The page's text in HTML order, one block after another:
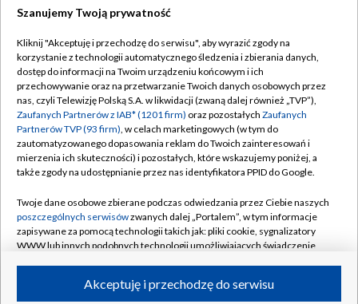
TVP
Abonament TVP
Emisja w TVP
Centrum informacji TVP
Naziemna Telewizja Cyfrowa
Rada Programowa
System NOS
Informacje o nadawcy
Program dla prasy
Regulamin TVP
Polityka prywatności
Moje zgody
Pomoc
Kontakt
Kanały
Szanujemy Twoją prywatność
Kliknij "Akceptuję i przechodzę do serwisu", aby wyrazić zgody na
korzystanie z technologii automatycznego śledzenia i zbierania danych,
dostęp do informacji na Twoim urządzeniu końcowym i ich
przechowywanie oraz na przetwarzanie Twoich danych osobowych przez
nas, czyli Telewizję Polską S.A. w likwidacji (zwaną dalej również „TVP”),
Zaufanych Partnerów z IAB* (1201 firm) oraz pozostałych Zaufanych
Partnerów TVP (93 firm), w celach marketingowych (w tym do
zautomatyzowanego dopasowania reklam do Twoich zainteresowań i
mierzenia ich skuteczności) i pozostałych, które wskazujemy poniżej, a
także zgody na udostępnianie przez nas identyfikatora PPID do Google.
Twoje dane osobowe zbierane podczas odwiedzania przez Ciebie naszych
poszczególnych serwisówzwanych dalej „Portalem”, w tym informacje
zapisywane za pomocą technologii takich jak: pliki cookie, sygnalizatory
WWW lub innych podobnych technologii umożliwiających świadczenie
ruchu w Internecie.Akceptuję i przechodzę do serwisu